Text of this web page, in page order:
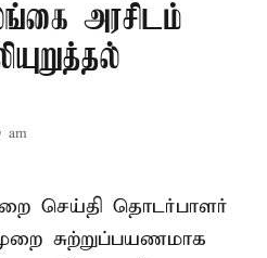
அரசிடம்
am
செய்தி தொடர்பாளர்
சுற்றுப்பயணமாக